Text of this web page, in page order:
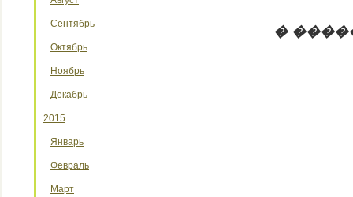
Сентябрь
Октябрь
Ноябрь
Декабрь
2015
Январь
Февраль
Март
�